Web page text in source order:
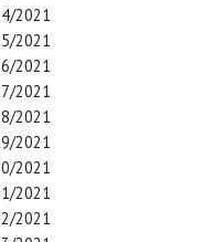
2021
2021
2021
2021
2021
2021
2021
2021
2021